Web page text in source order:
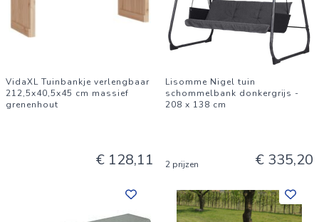
VidaXL Tuinbankje verlengbaar
212,5x40,5x45 cm massief
grenenhout
€ 128,11
Lisomme Nigel tuin
schommelbank donkergrijs -
208 x 138 cm
2 prijzen € 335,20